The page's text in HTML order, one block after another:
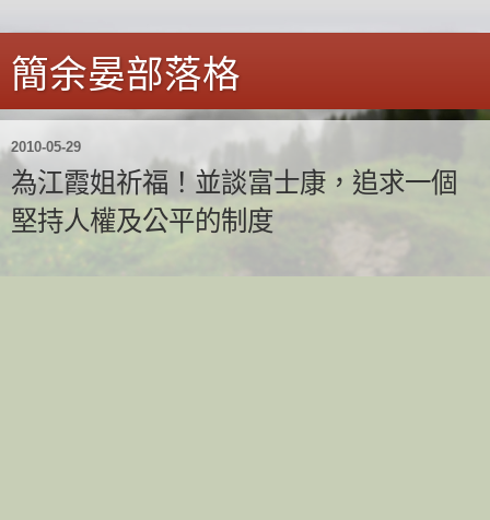
簡余晏部落格
2010-05-29
為江霞姐祈福！並談富士康，追求一個
堅持人權及公平的制度